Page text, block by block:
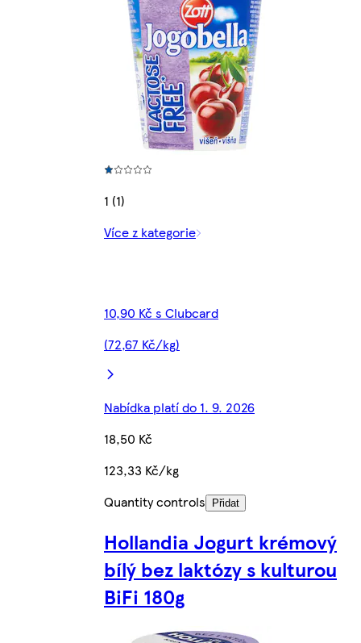
1 (1)
Více z kategorie
10,90 Kč s Clubcard
(72,67 Kč/kg)
Nabídka platí do 1. 9. 2026
18,50 Kč
123,33 Kč/kg
Quantity controls
Přidat
Hollandia Jogurt krémový
bílý bez laktózy s kulturou
BiFi 180g